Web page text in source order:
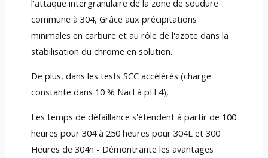
l'attaque intergranulaire de la zone de soudure
commune à 304, Grâce aux précipitations
minimales en carbure et au rôle de l'azote dans la
stabilisation du chrome en solution.
De plus, dans les tests SCC accélérés (charge
constante dans 10 % Nacl à pH 4),
Les temps de défaillance s'étendent à partir de 100
heures pour 304 à 250 heures pour 304L et 300
Heures de 304n - Démontrante les avantages